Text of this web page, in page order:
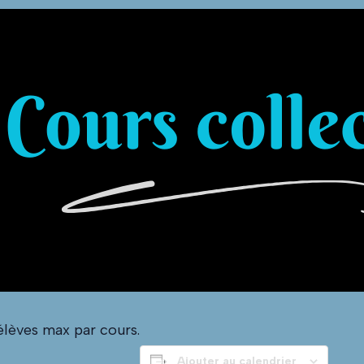
max par cours.
Ajouter au calendrier